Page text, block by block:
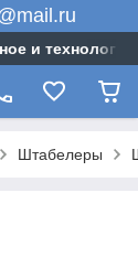
и
Штабелеры